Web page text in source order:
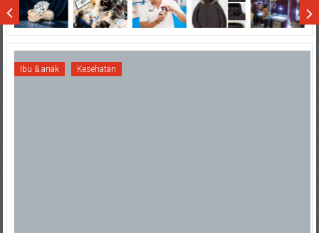
Sumatera
Ibu & anak Kesehatan